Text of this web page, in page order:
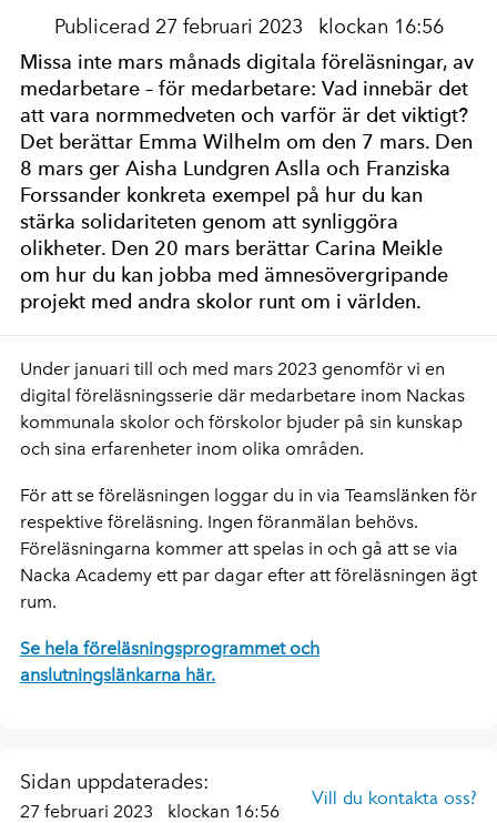
Publicerad 27 februari 2023 klockan 16:56
Missa inte mars månads digitala föreläsningar, av
medarbetare – för medarbetare: Vad innebär det
att vara normmedveten och varför är det viktigt?
Det berättar Emma Wilhelm om den 7 mars. Den
8 mars ger Aisha Lundgren Aslla och Franziska
Forssander konkreta exempel på hur du kan
stärka solidariteten genom att synliggöra
olikheter. Den 20 mars berättar Carina Meikle
om hur du kan jobba med ämnesövergripande
projekt med andra skolor runt om i världen.
Under januari till och med mars 2023 genomför vi en
digital föreläsningsserie där medarbetare inom Nackas
kommunala skolor och förskolor bjuder på sin kunskap
och sina erfarenheter inom olika områden.
För att se föreläsningen loggar du in via Teamslänken för
respektive föreläsning. Ingen föranmälan behövs.
Föreläsningarna kommer att spelas in och gå att se via
Nacka Academy ett par dagar efter att föreläsningen ägt
rum.
Se hela föreläsningsprogrammet och
anslutningslänkarna här.
Sidan uppdaterades:
27 februari 2023 klockan 16:56
Vill du kontakta oss?